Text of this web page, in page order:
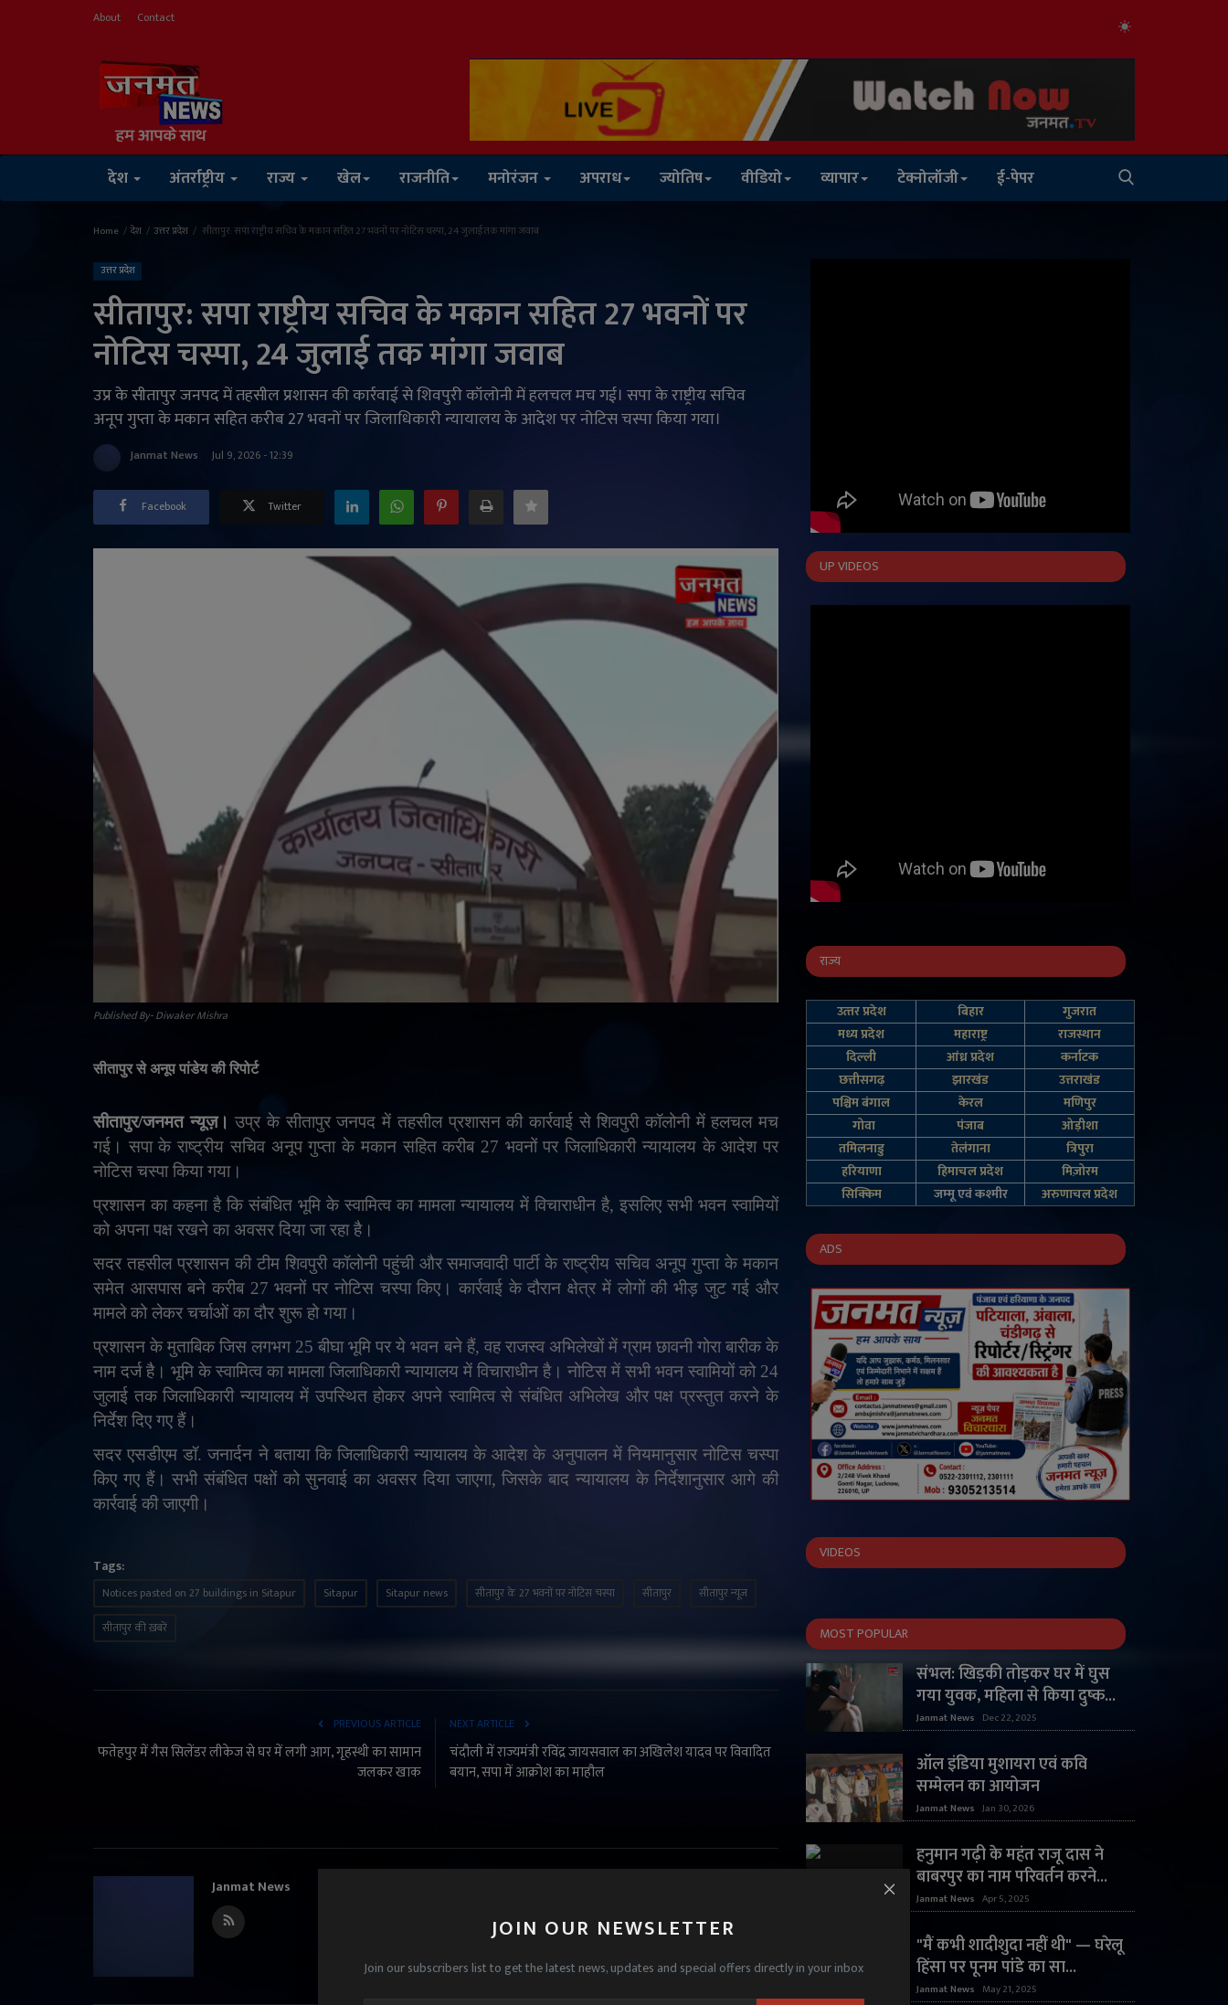
About Contact
देश अंतर्राष्ट्रीय राज्य खेल राजनीति मनोरंजन अपराध ज्योतिष वीडियो व्यापार टेक्नोलॉजी ई-पेपर
JOIN OUR NEWSLETTER
Join our subscribers list to get the latest news, updates and special offers directly in your inbox
Home देश उत्तर प्रदेश सीतापुर: सपा राष्ट्रीय सचिव के मकान सहित 27 भवनों पर नोटिस चस्पा, 24 जुलाई तक मांगा जवाब
उत्तर प्रदेश
सीतापुर: सपा राष्ट्रीय सचिव के मकान सहित 27 भवनों पर
नोटिस चस्पा, 24 जुलाई तक मांगा जवाब
उप्र के सीतापुर जनपद में तहसील प्रशासन की कार्रवाई से शिवपुरी कॉलोनी में हलचल मच गई। सपा के राष्ट्रीय सचिव
अनूप गुप्ता के मकान सहित करीब 27 भवनों पर जिलाधिकारी न्यायालय के आदेश पर नोटिस चस्पा किया गया।
Janmat News Jul 9, 2026 - 12:39
Facebook Twitter
Published By- Diwaker Mishra
सीतापुर से अनूप पांडेय की रिपोर्ट
सीतापुर/जनमत न्यूज़।उप्र के सीतापुर जनपद में तहसील प्रशासन की कार्रवाई से शिवपुरी कॉलोनी में हलचल मच
गई। सपा के राष्ट्रीय सचिव अनूप गुप्ता के मकान सहित करीब 27 भवनों पर जिलाधिकारी न्यायालय के आदेश पर
नोटिस चस्पा किया गया।
प्रशासन का कहना है कि संबंधित भूमि के स्वामित्व का मामला न्यायालय में विचाराधीन है, इसलिए सभी भवन स्वामियों
को अपना पक्ष रखने का अवसर दिया जा रहा है।
सदर तहसील प्रशासन की टीम शिवपुरी कॉलोनी पहुंची और समाजवादी पार्टी के राष्ट्रीय सचिव अनूप गुप्ता के मकान
समेत आसपास बने करीब 27 भवनों पर नोटिस चस्पा किए। कार्रवाई के दौरान क्षेत्र में लोगों की भीड़ जुट गई और
मामले को लेकर चर्चाओं का दौर शुरू हो गया।
प्रशासन के मुताबिक जिस लगभग 25 बीघा भूमि पर ये भवन बने हैं, वह राजस्व अभिलेखों में ग्राम छावनी गोरा बारीक के
नाम दर्ज है। भूमि के स्वामित्व का मामला जिलाधिकारी न्यायालय में विचाराधीन है। नोटिस में सभी भवन स्वामियों को 24
जुलाई तक जिलाधिकारी न्यायालय में उपस्थित होकर अपने स्वामित्व से संबंधित अभिलेख और पक्ष प्रस्तुत करने के
निर्देश दिए गए हैं।
सदर एसडीएम डॉ. जनार्दन ने बताया कि जिलाधिकारी न्यायालय के आदेश के अनुपालन में नियमानुसार नोटिस चस्पा
किए गए हैं। सभी संबंधित पक्षों को सुनवाई का अवसर दिया जाएगा,जिसके बाद न्यायालय के निर्देशानुसार आगे की
कार्रवाई की जाएगी।
Tags:
Notices pasted on 27 buildings in Sitapur Sitapur Sitapur news सीतापुर के 27 भवनों पर नोटिस चस्पा सीतापुर
सीतापुर न्यूज़
सीतापुर की ख़बरें
PREVIOUS ARTICLE
फतेहपुर में गैस सिलेंडर लीकेज से घर में लगी आग, गृहस्थी का सामान
जलकर खाक
NEXT ARTICLE
चंदौली में राज्यमंत्री रविंद्र जायसवाल का अखिलेश यादव पर विवादित
बयान, सपा में आक्रोश का माहौल
Janmat News
UP VIDEOS
राज्य
उत्‍तर प्रदेश बिहार
गुजरात
मध्य प्रदेश
महाराष्ट्र
राजस्थान
दिल्‍ली
आंध्र प्रदेश
कर्नाटक
छत्तीसगढ़
झारखंड
उत्तराखंड
पश्चिम बंगाल
केरल
मणिपुर
गोवा
पंजाब
ओड़ीशा
तमिलनाडु
तेलंगाना
त्रिपुरा
हरियाणा
हिमाचल प्रदेश
मिज़ोरम
सिक्किम
जम्‍मू एवं कश्‍मीर अरुणाचल प्रदेश
ADS
VIDEOS
MOST POPULAR
संभल: खिड़की तोड़कर घर में घुस
गया युवक, महिला से किया दुष्क...
Janmat News Dec 22, 2025
ऑल इंडिया मुशायरा एवं कवि
सम्मेलन का आयोजन
Janmat News Jan 30, 2026
हनुमान गढ़ी के महंत राजू दास ने
बाबरपुर का नाम परिवर्तन करने...
Janmat News Apr 5, 2025
"मैं कभी शादीशुदा नहीं थी" — घरेलू
हिंसा पर पूनम पांडे का सा...
Janmat News May 21, 2025